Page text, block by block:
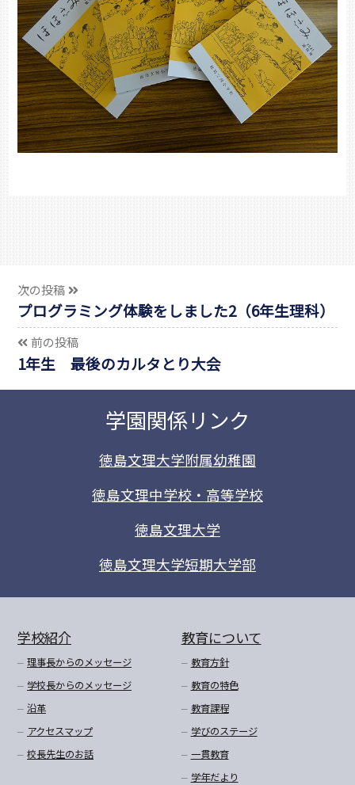
次の投稿
プログラミング体験をしました2（6年生理科）
前の投稿
1年生 最後のカルタとり大会
学園関係リンク
徳島文理大学附属幼稚園
徳島文理中学校・高等学校
徳島文理大学
徳島文理大学短期大学部
学校紹介
理事長からのメッセージ
学校長からのメッセージ
沿革
アクセスマップ
校長先生のお話
教育について
教育方針
教育の特色
教育課程
学びのステージ
一貫教育
学年だより